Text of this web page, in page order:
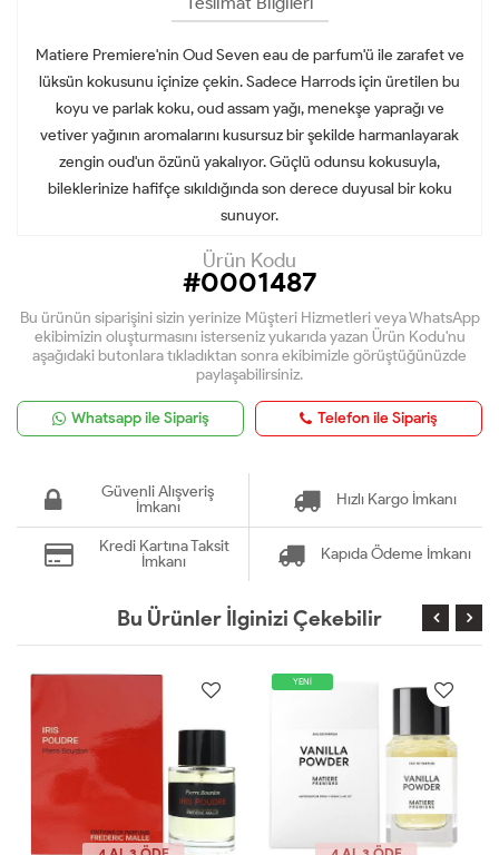
Matiere Premiere'nin Oud Seven eau de parfum'ü ile zarafet ve
lüksün kokusunu içinize çekin. Sadece Harrods için üretilen bu
koyu ve parlak koku, oud assam yağı, menekşe yaprağı ve
vetiver yağının aromalarını kusursuz bir şekilde harmanlayarak
zengin oud'un özünü yakalıyor. Güçlü odunsu kokusuyla,
bileklerinize hafifçe sıkıldığında son derece duyusal bir koku
sunuyor.
Ürün Kodu
#0001487
Bu ürünün siparişini sizin yerinize Müşteri Hizmetleri veya WhatsApp
ekibimizin oluşturmasını isterseniz yukarıda yazan Ürün Kodu'nu
aşağıdaki butonlara tıkladıktan sonra ekibimizle görüştüğünüzde
paylaşabilirsiniz.
Whatsapp ile Sipariş Telefon ile Sipariş
Güvenli Alışveriş
İmkanı
Hızlı Kargo İmkanı
Kredi Kartına Taksit
İmkanı
Kapıda Ödeme İmkanı
Bu Ürünler İlginizi Çekebilir